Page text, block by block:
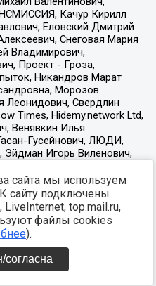
сайта мы используем
сайту подключены
top.mail.ru,
файлы cookies
).
согласна